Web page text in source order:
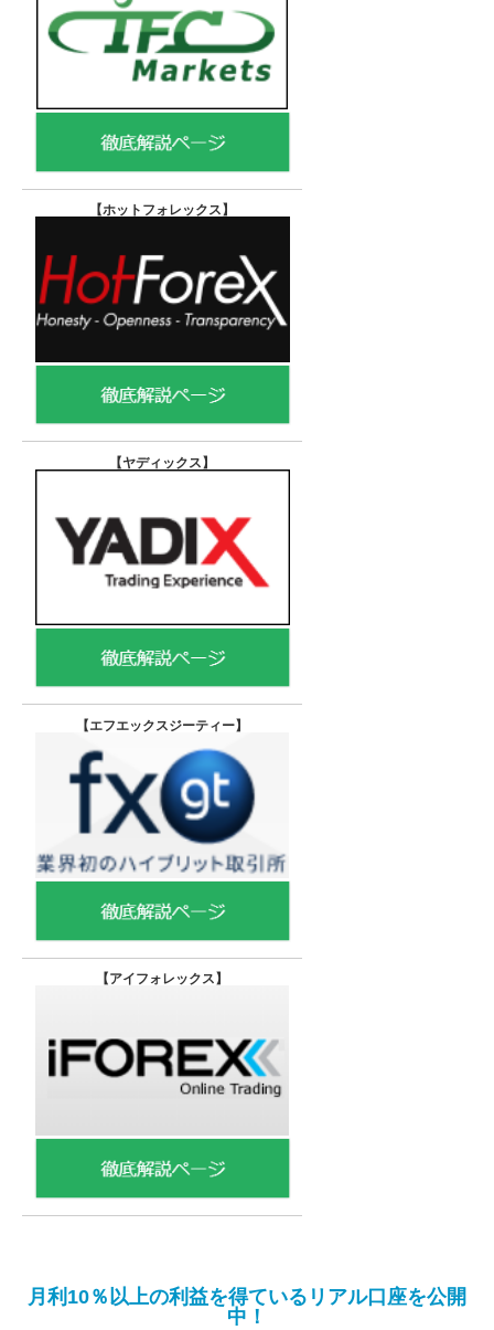
【ホットフォレックス 】
【ヤディックス 】
【エフエックスジーティー】
【アイフォレックス】
月利10％以上の利益を得ているリアル口座を公開
中！